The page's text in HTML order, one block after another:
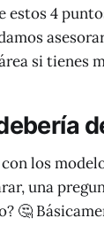
estos 4
si tienes
los
una
🤔